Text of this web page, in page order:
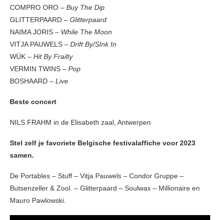
COMPRO ORO – Buy The Dip
GLITTERPAARD – Glitterpaard
NAIMA JORIS – While The Moon
VITJA PAUWELS – Drift By/SInk In
WÜK – Hit By Frailty
VERMIN TWINS – Pop
BOSHAARD – Live
Beste concert
NILS FRAHM in de Elisabeth zaal, Antwerpen
Stel zelf je favoriete Belgische festivalaffiche voor 2023
samen.
De Portables – Stuff – Vitja Pauwels – Condor Gruppe –
Butsenzeller & Zool. – Glitterpaard – Soulwax – Millionaire en
Mauro Pawlowski.